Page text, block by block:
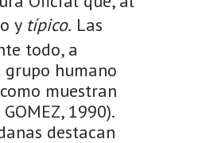
y típico. Las
todo, a
humano
muestran
1990).
destacan